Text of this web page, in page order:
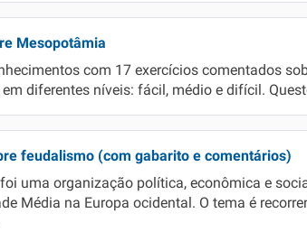
Mesopotâmia
com 17 exercícios comentados
diferentes níveis: fácil, médio e difícil.
feudalismo (com gabarito e comentários)
uma organização política, econômica e
Média na Europa ocidental. O tema é